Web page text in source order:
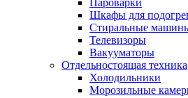
Шкафы для
Стиральные
Телевизоры
Вакууматоры
Отдельностоящая техника
Холодильники
Морозильные